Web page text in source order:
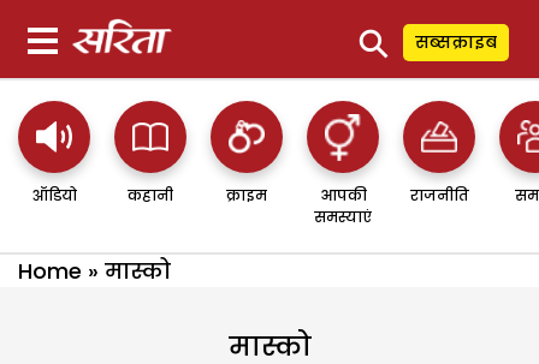
⚲ सब्सक्राइब
ऑडियो कहानी क्राइम
आपकी
समस्याएं
राजनीति
Home » मास्को
मास्को